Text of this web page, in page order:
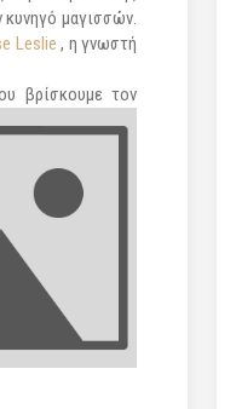
κυνηγό μαγισσών.
Leslie, η γνωστή
βρίσκουμε τον